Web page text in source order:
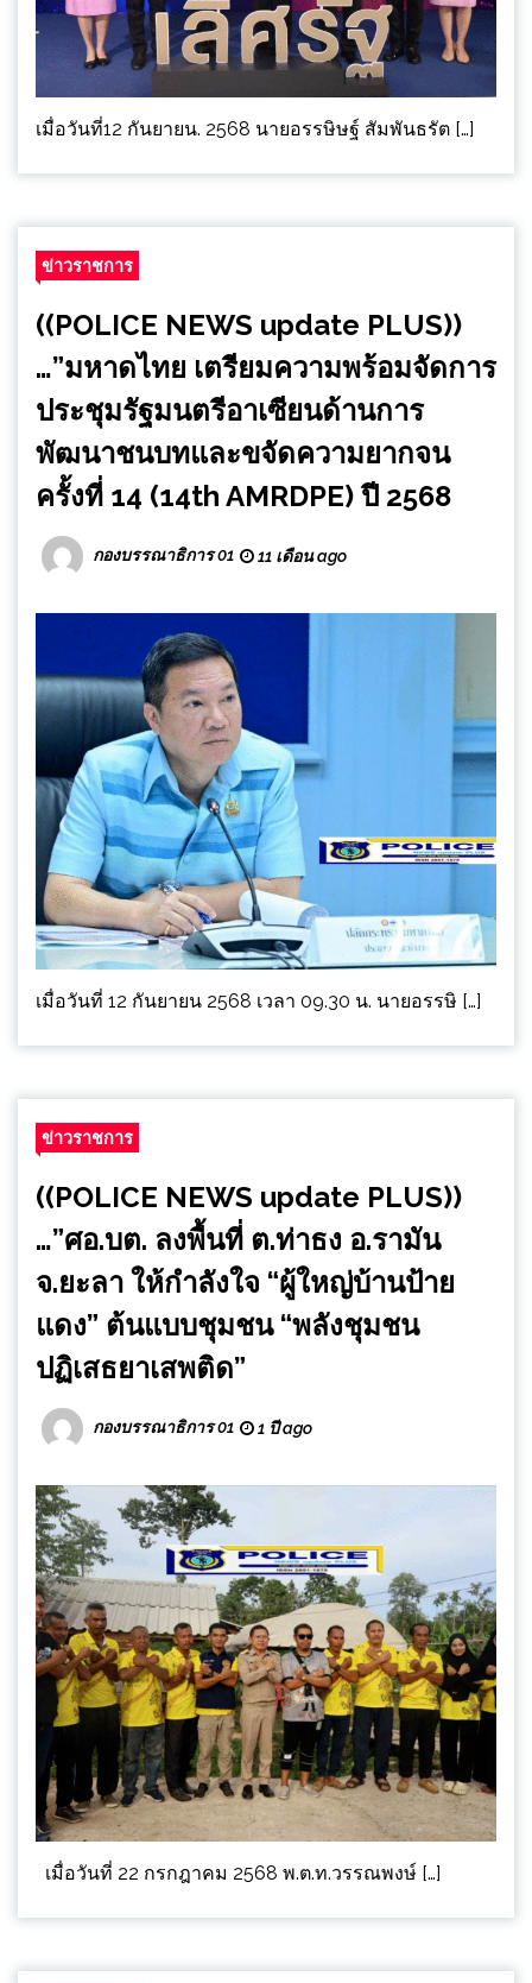
เมื่อวันที่12 กันยายน. 2568 นายอรรษิษฐ์ สัมพันธรัต […]
ข่าวราชการ
((POLICE NEWS update PLUS))
…”มหาดไทย เตรียมความพร้อมจัดการ
ประชุมรัฐมนตรีอาเซียนด้านการ
พัฒนาชนบทและขจัดความยากจน
ครั้งที่ 14 (14th AMRDPE) ปี 2568
กองบรรณาธิการ 01 11 เดือน ago
เมื่อวันที่ 12 กันยายน 2568 เวลา 09.30 น. นายอรรษิ […]
ข่าวราชการ
((POLICE NEWS update PLUS))
…”ศอ.บต. ลงพื้นที่ ต.ท่าธง อ.รามัน
จ.ยะลา ให้กำลังใจ “ผู้ใหญ่บ้านป้าย
แดง” ต้นแบบชุมชน “พลังชุมชน
ปฏิเสธยาเสพติด”
กองบรรณาธิการ 01 1 ปี ago
เมื่อวันที่ 22 กรกฎาคม 2568 พ.ต.ท.วรรณพงษ์ […]